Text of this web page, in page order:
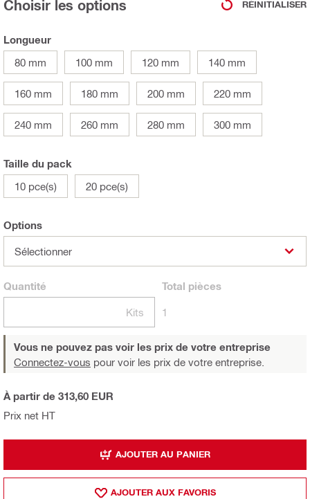
Choisir les options RÉINITIALISER
Longueur
80 mm
100 mm 120 mm 140 mm
160 mm 180 mm 200 mm 220 mm
240 mm 260 mm 280 mm 300 mm
Taille du pack
10 pce(s)
20 pce(s)
Options
Sélectionner
Quantité
Kits
Total pièces
1
Vous ne pouvez pas voir les prix de votre entreprise
Connectez-vous pour voir les prix de votre entreprise.
Prix net HT
À partir de 313,60 EUR
AJOUTER AU PANIER
AJOUTER AUX FAVORIS